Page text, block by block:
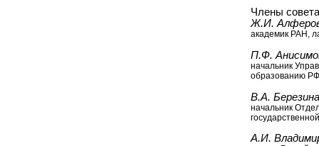
Члены
Ж.И.
академик РАН,
П.Ф.
начальник
образованию
В.А.
начальник
А.И.